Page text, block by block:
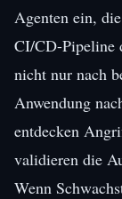
Agenten ein,
CI/CD-Pipeline
nicht nur nach
Anwendung
entdecken
validieren die
Wenn